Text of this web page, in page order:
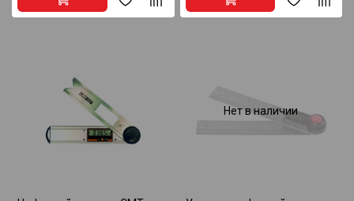
Нет в наличии